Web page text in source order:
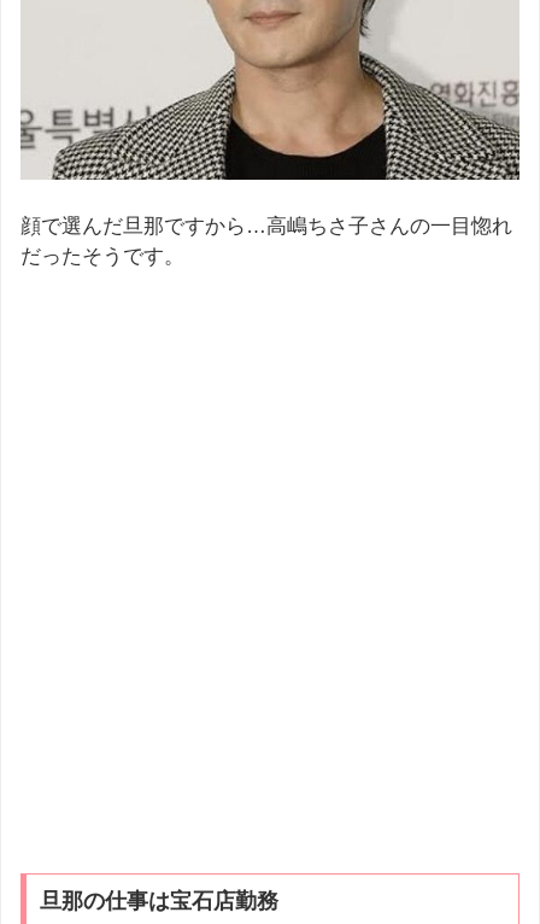
顔で選んだ旦那ですから…高嶋ちさ子さんの一目惚れ
だったそうです。
旦那の仕事は宝石店勤務